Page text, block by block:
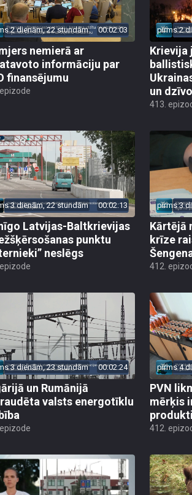
2 dienām, 22 stundām 00:02:03
nemierā ar
informāciju par
finansējumu
pirms 2
Krievija
un
413.
3 dienām, 22 stundām 00:02:13
Latvijas-Baltkrievijas
punktu
neslēgs
pirms 3
Kārtējā
krīze
412.
3 dienām, 23 stundām 00:02:24
un Rumānijā
valsts energotīklu
pirms 4
PVN
mērķis
412.